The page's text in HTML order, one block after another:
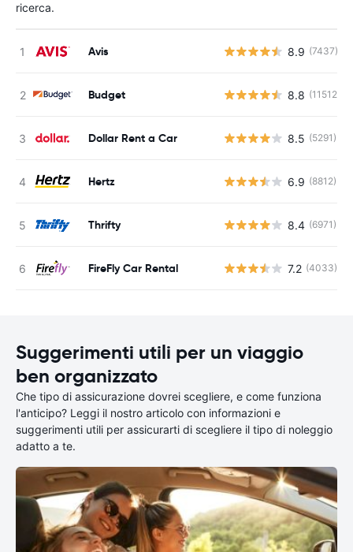
ricerca.
Avis 8.9 (7437)
Budget 8.8 (11512)
Dollar Rent a Car 8.5 (5291)
Hertz 6.9 (8812)
Thrifty 8.4 (6971)
FireFly Car Rental 7.2 (4033)
Suggerimenti utili per un viaggio
ben organizzato
Che tipo di assicurazione dovrei scegliere, e come funziona
l'anticipo? Leggi il nostro articolo con informazioni e
suggerimenti utili per assicurarti di scegliere il tipo di noleggio
adatto a te.